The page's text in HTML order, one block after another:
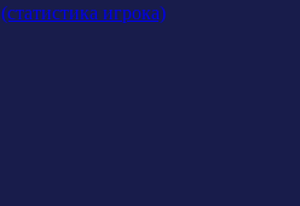
(статистика игрока)